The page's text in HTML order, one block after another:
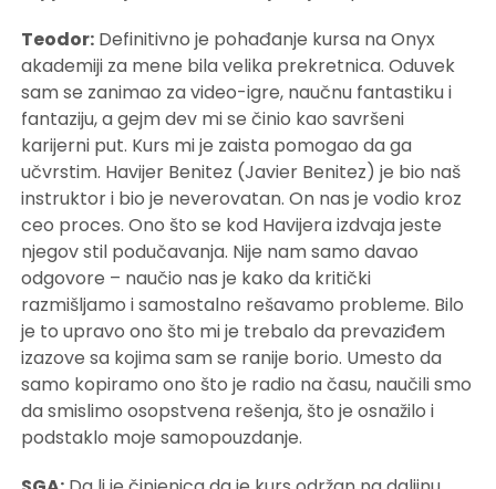
Teodor: Definitivno je pohađanje kursa na Onyx
akademiji za mene bila velika prekretnica. Oduvek
sam se zanimao za video-igre, naučnu fantastiku i
fantaziju, a gejm dev mi se činio kao savršeni
karijerni put. Kurs mi je zaista pomogao da ga
učvrstim. Havijer Benitez (Javier Benitez) je bio naš
instruktor i bio je neverovatan. On nas je vodio kroz
ceo proces. Ono što se kod Havijera izdvaja jeste
njegov stil podučavanja. Nije nam samo davao
odgovore – naučio nas je kako da kritički
razmišljamo i samostalno rešavamo probleme. Bilo
je to upravo ono što mi je trebalo da prevaziđem
izazove sa kojima sam se ranije borio. Umesto da
samo kopiramo ono što je radio na času, naučili smo
da smislimo osopstvena rešenja, što je osnažilo i
podstaklo moje samopouzdanje.